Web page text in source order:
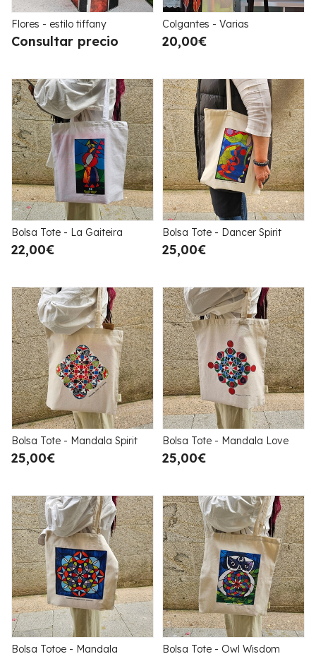
Flores - estilo tiffany
Consultar precio
Colgantes - Varias
20,00€
Bolsa Tote - La Gaiteira
22,00€
Bolsa Tote - Dancer Spirit
25,00€
Bolsa Tote - Mandala Spirit
25,00€
Bolsa Tote - Mandala Love
25,00€
Bolsa Totoe - Mandala Bolsa Tote - Owl Wisdom